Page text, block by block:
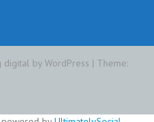
digital by WordPress | Theme: